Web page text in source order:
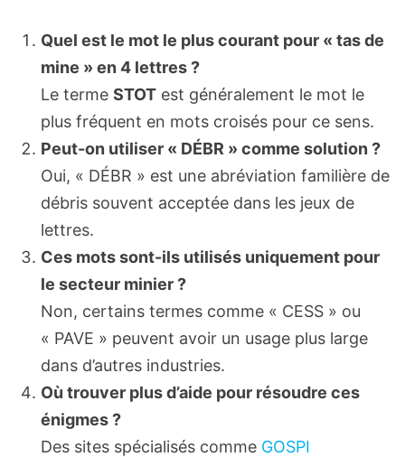
Quel est le mot le plus courant pour « tas de
mine » en 4 lettres ?
Le terme STOTest généralement le mot le
plus fréquent en mots croisés pour ce sens.
Peut-on utiliser « DÉBR » comme solution ?
Oui, « DÉBR » est une abréviation familière de
débris souvent acceptée dans les jeux de
lettres.
Ces mots sont-ils utilisés uniquement pour
le secteur minier ?
Non, certains termes comme « CESS » ou
« PAVE » peuvent avoir un usage plus large
dans d’autres industries.
Où trouver plus d’aide pour résoudre ces
énigmes ?
Des sites spécialisés comme GOSPI